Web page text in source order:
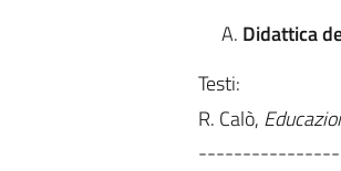
Didattica
Testi:
R. Calò,